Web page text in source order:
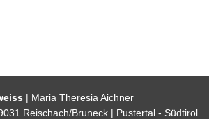
| Maria Theresia Aichner
Reischach/Bruneck | Pustertal - Südtirol